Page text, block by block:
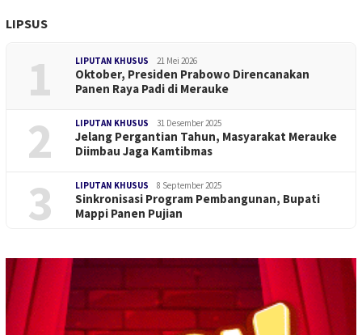
LIPSUS
1 LIPUTAN KHUSUS 21 Mei 2026
Oktober, Presiden Prabowo Direncanakan
Panen Raya Padi di Merauke
2 LIPUTAN KHUSUS 31 Desember 2025
Jelang Pergantian Tahun, Masyarakat Merauke
Diimbau Jaga Kamtibmas
3 LIPUTAN KHUSUS 8 September 2025
Sinkronisasi Program Pembangunan, Bupati
Mappi Panen Pujian